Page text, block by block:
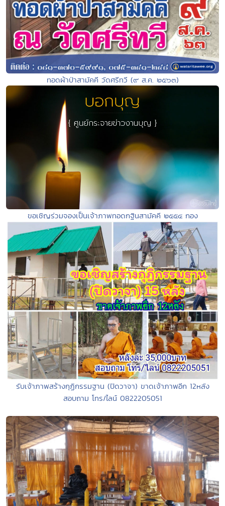
ทอดผ้าป่าสามัคคี วัดศรีทวี (๙ ส.ค. ๒๕๖๓)
ขอเชิญร่วมจองเป็นเจ้าภาพทอดกฐินสามัคคี ๒๕๕๔ กอง
รับเจ้าภาพสร้างกุฏิกรรมฐาน (ปิดวาจา) ขาดเจ้าภาพอีก 12หลัง
สอบถาม โทร/ไลน์ 0822205051